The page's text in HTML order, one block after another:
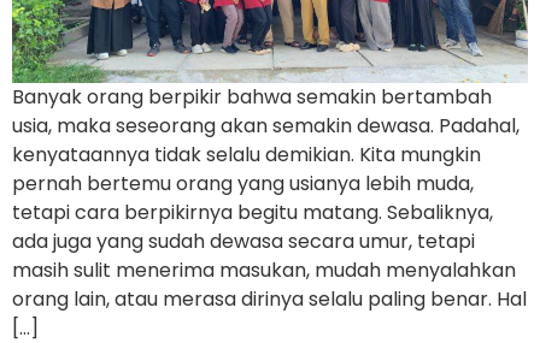
Banyak orang berpikir bahwa semakin bertambah
usia, maka seseorang akan semakin dewasa. Padahal,
kenyataannya tidak selalu demikian. Kita mungkin
pernah bertemu orang yang usianya lebih muda,
tetapi cara berpikirnya begitu matang. Sebaliknya,
ada juga yang sudah dewasa secara umur, tetapi
masih sulit menerima masukan, mudah menyalahkan
orang lain, atau merasa dirinya selalu paling benar. Hal
[…]